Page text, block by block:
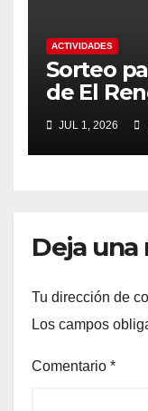
ACTIVIDADES
Sorteo
de El
Málaga
JUL 1, 2026
Deja una
Tu dirección de
Los campos
Comentario *